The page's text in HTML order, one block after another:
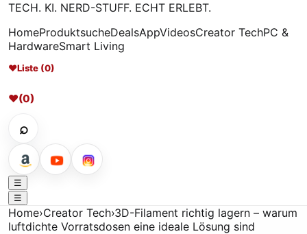
TECH. KI. NERD-STUFF. ECHT ERLEBT.
HomeProduktsucheDealsAppVideosCreator TechPC &
HardwareSmart Living
♥Liste (0)
♥(0)
⌕
☰
☰
Home›Creator Tech›3D-Filament richtig lagern – warum
luftdichte Vorratsdosen eine ideale Lösung sind